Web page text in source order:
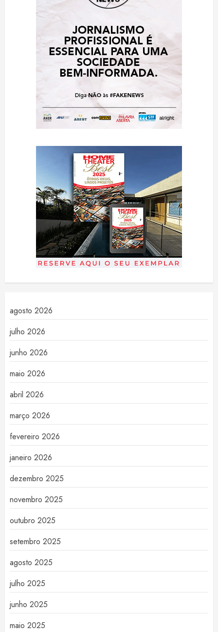
agosto 2026
julho 2026
junho 2026
maio 2026
abril 2026
março 2026
fevereiro 2026
janeiro 2026
dezembro 2025
novembro 2025
outubro 2025
setembro 2025
agosto 2025
julho 2025
junho 2025
maio 2025